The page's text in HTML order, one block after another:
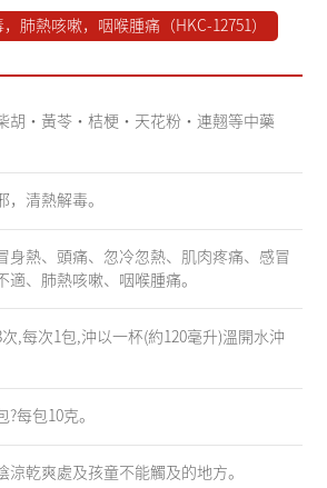
肺熱咳嗽，咽喉腫痛（HKC-12751）
胡・黃苓・桔梗・天花粉・連翹等中藥
，清熱解毒。
身熱、頭痛、忽冷忽熱、肌肉疼痛、感冒
適、肺熱咳嗽、咽喉腫痛。
,每次1包,沖以一杯(約120毫升)溫開水沖
?每包10克。
涼乾爽處及孩童不能觸及的地方。